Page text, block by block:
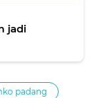
jadi
padang